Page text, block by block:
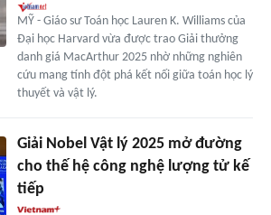
MỸ - Giáo sư Toán học Lauren K. Williams của
Đại học Harvard vừa được trao Giải thưởng
danh giá MacArthur 2025 nhờ những nghiên
cứu mang tính đột phá kết nối giữa toán học lý
thuyết và vật lý.
Giải Nobel Vật lý 2025 mở đường
cho thế hệ công nghệ lượng tử kế
tiếp